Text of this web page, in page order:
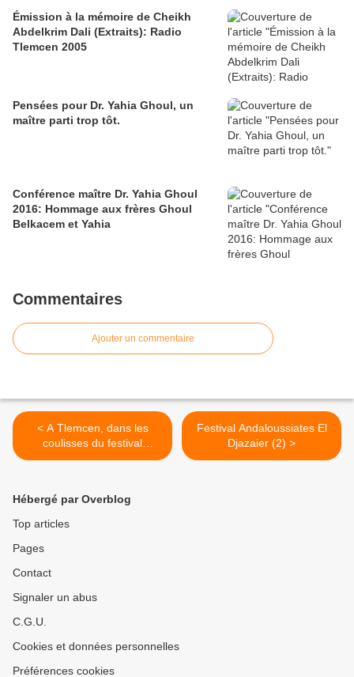
Émission à la mémoire de Cheikh
Abdelkrim Dali (Extraits): Radio
Tlemcen 2005
Pensées pour Dr. Yahia Ghoul, un
maître parti trop tôt.
Conférence maître Dr. Yahia Ghoul
2016: Hommage aux frères Ghoul
Belkacem et Yahia
Commentaires
Ajouter un commentaire
< A Tlemcen, dans les
coulisses du festival
international...
Festival Andaloussiates El
Djazaier (2) >
Hébergé par Overblog
Top articles
Pages
Contact
Signaler un abus
C.G.U.
Cookies et données personnelles
Préférences cookies